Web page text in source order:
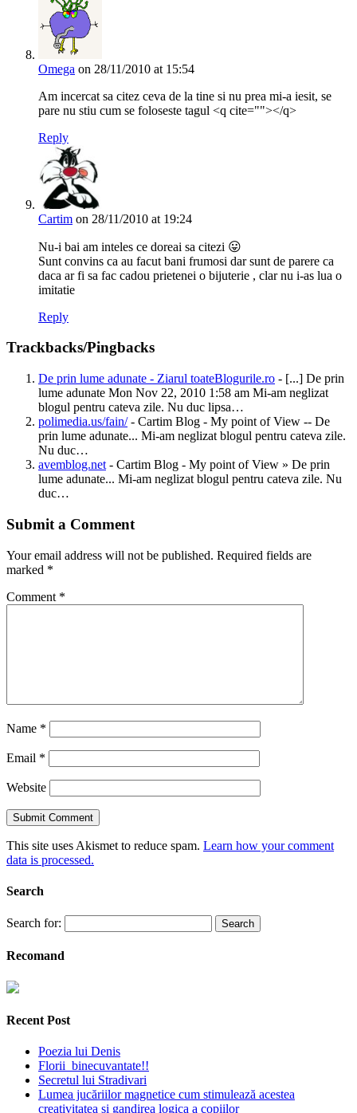
Omega on 28/11/2010 at 15:54
Am incercat sa citez ceva de la tine si nu prea mi-a iesit, se
pare nu stiu cum se foloseste tagul <q cite=""></q>
Reply
Cartim on 28/11/2010 at 19:24
Nu-i bai am inteles ce doreai sa citezi 😛
Sunt convins ca au facut bani frumosi dar sunt de parere ca
daca ar fi sa fac cadou prietenei o bijuterie , clar nu i-as lua o
imitatie
Reply
Trackbacks/Pingbacks
De prin lume adunate - Ziarul toateBlogurile.ro - [...] De prin
lume adunate Mon Nov 22, 2010 1:58 am Mi-am neglizat
blogul pentru cateva zile. Nu duc lipsa…
polimedia.us/fain/- Cartim Blog - My point of View -- De
prin lume adunate... Mi-am neglizat blogul pentru cateva zile.
Nu duc…
avemblog.net - Cartim Blog - My point of View » De prin
lume adunate... Mi-am neglizat blogul pentru cateva zile. Nu
duc…
Submit a Comment
Your email address will not be published. Required fields are
marked *
Comment *
Name *
Email *
Website
This site uses Akismet to reduce spam. Learn how your comment
data is processed.
Search
Search for:
Recomand
Recent Post
Poezia lui Denis
Florii binecuvantate!!
Secretul lui Stradivari
Lumea jucăriilor magnetice cum stimulează acestea
creativitatea și gandirea logica a copiilor